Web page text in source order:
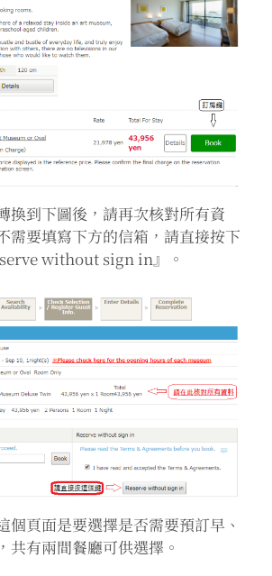
換到下圖後，請再次核對所有資
需要填寫下方的信箱，請直接按下
without sign in』。
個頁面是要選擇是否需要預訂早、
共有兩間餐廳可供選擇。